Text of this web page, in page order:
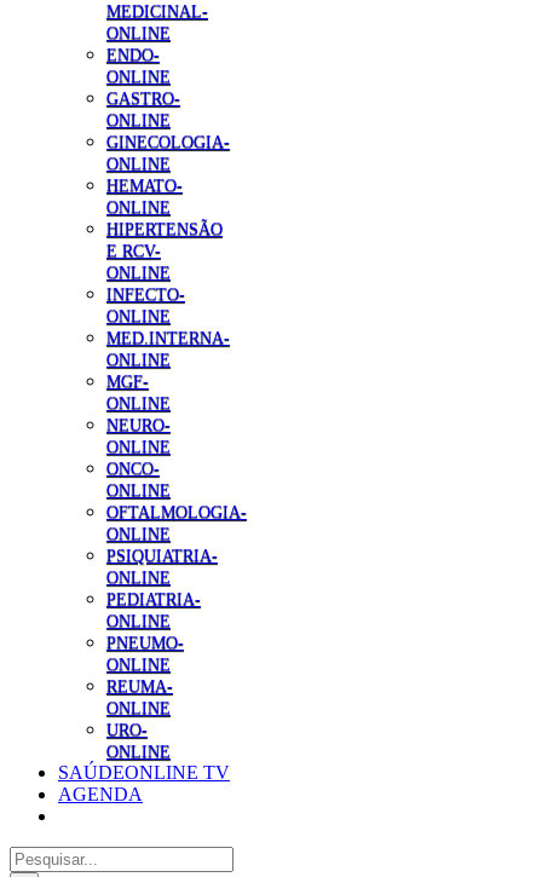
MEDICINAL-
ONLINE
ENDO-
ONLINE
GASTRO-
ONLINE
GINECOLOGIA-
ONLINE
HEMATO-
ONLINE
HIPERTENSÃO
E RCV-
ONLINE
INFECTO-
ONLINE
MED.INTERNA-
ONLINE
MGF-
ONLINE
NEURO-
ONLINE
ONCO-
ONLINE
OFTALMOLOGIA-
ONLINE
PSIQUIATRIA-
ONLINE
PEDIATRIA-
ONLINE
PNEUMO-
ONLINE
REUMA-
ONLINE
URO-
ONLINE
SAÚDEONLINE TV
AGENDA
Pesquisar